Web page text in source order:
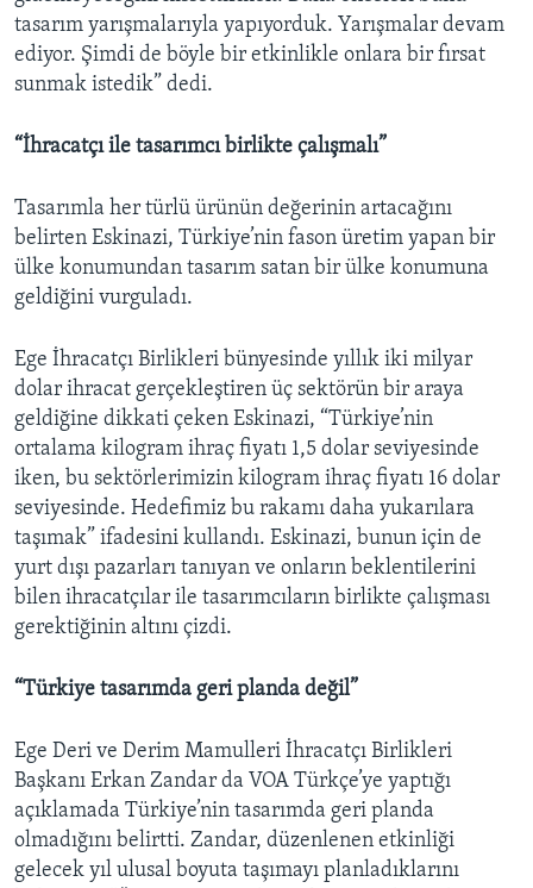
tasarım yarışmalarıyla yapıyorduk. Yarışmalar devam
ediyor. Şimdi de böyle bir etkinlikle onlara bir fırsat
sunmak istedik” dedi.
“İhracatçı ile tasarımcı birlikte çalışmalı”
Tasarımla her türlü ürünün değerinin artacağını
belirten Eskinazi, Türkiye’nin fason üretim yapan bir
ülke konumundan tasarım satan bir ülke konumuna
geldiğini vurguladı.
Ege İhracatçı Birlikleri bünyesinde yıllık iki milyar
dolar ihracat gerçekleştiren üç sektörün bir araya
geldiğine dikkati çeken Eskinazi, “Türkiye’nin
ortalama kilogram ihraç fiyatı 1,5 dolar seviyesinde
iken, bu sektörlerimizin kilogram ihraç fiyatı 16 dolar
seviyesinde. Hedefimiz bu rakamı daha yukarılara
taşımak” ifadesini kullandı. Eskinazi, bunun için de
yurt dışı pazarları tanıyan ve onların beklentilerini
bilen ihracatçılar ile tasarımcıların birlikte çalışması
gerektiğinin altını çizdi.
“Türkiye tasarımda geri planda değil”
Ege Deri ve Derim Mamulleri İhracatçı Birlikleri
Başkanı Erkan Zandar da VOA Türkçe’ye yaptığı
açıklamada Türkiye’nin tasarımda geri planda
olmadığını belirtti. Zandar, düzenlenen etkinliği
gelecek yıl ulusal boyuta taşımayı planladıklarını